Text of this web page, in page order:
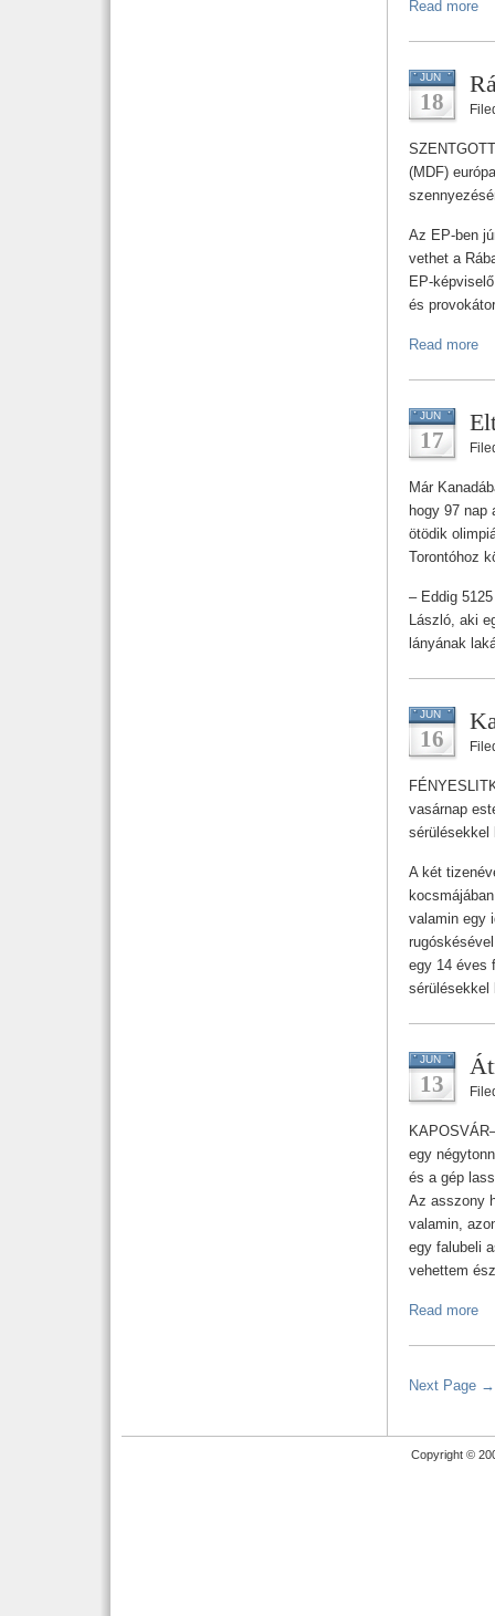
Read more
JUN
18
(MDF)
Az EP-ben
vethet a
EP-
és
Read more
JUN
17
Már
hogy 97 nap
ötödik
Torontóhoz
– Eddig
László, aki
lányának
JUN
16
vasárnap
sérülésekkel
A két
valamin egy
egy 14 éves
JUN
13
egy
és a gép
Az asszony
valamin,
egy falubeli
vehettem
Read more
Next Page →
Copyright ©